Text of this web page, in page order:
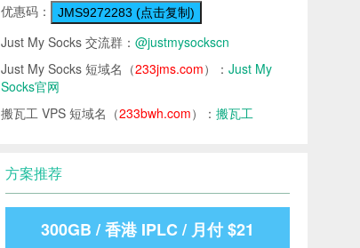
优惠码：
JMS9272283 (点击复制)
Just My Socks 交流群： @justmysockscn
Just My Socks 短域名（233jms.com）： Just My
Socks官网
搬瓦工 VPS 短域名（233bwh.com）： 搬瓦工
方案推荐
300GB / 香港 IPLC / 月付 $21